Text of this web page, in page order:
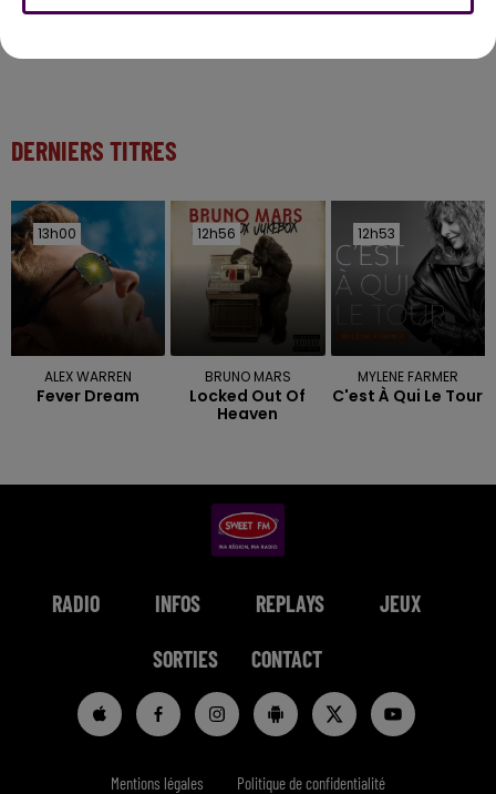
DERNIERS TITRES
13h00
13h00
ALEX WARREN
Fever Dream
12h56
12h56
BRUNO MARS
Locked Out Of
Heaven
12h53
12h53
MYLENE FARMER
C'est À Qui Le Tour
RADIO INFOS REPLAYS JEUX
SORTIES CONTACT
Mentions légales Politique de confidentialité